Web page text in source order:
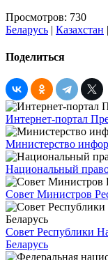
Просмотров: 730
Беларусь | Казахстан |
Поделиться
Интернет-портал
Министерство
Национальный
Совет Министров
Совет Республики
Беларусь